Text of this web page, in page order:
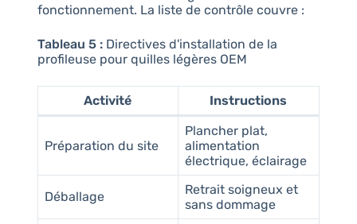
fonctionnement. La liste de contrôle couvre :
Tableau 5 :Directives d'installation de la
profileuse pour quilles légères OEM
Activité Instructions
Préparation du site
Plancher plat,
alimentation
électrique, éclairage
Déballage
Retrait soigneux et
sans dommage